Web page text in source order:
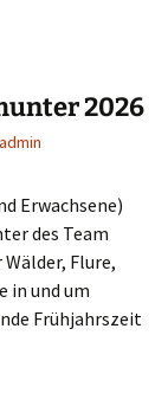
2026
admin
Erwachsene)
des Team
Flure,
in und um
Frühjahrszeit